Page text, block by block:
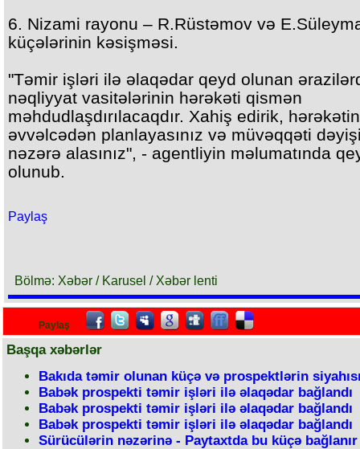
6. Nizami rayonu – R.Rüstəmov və
küçələrinin kəsişməsi.
"Təmir işləri ilə əlaqədar qeyd olunan
nəqliyyat vasitələrinin hərəkəti qismən
məhdudlaşdırılacaqdır. Xahiş edirik,
əvvəlcədən planlayasınız və müvəqqəti
nəzərə alasınız", - agentliyin məlumatında
olunub.
Paylaş
Bölmə: Xəbər / Karusel / Xəbər lenti
Paylaş
Başqa xəbərlər
Bakıda təmir olunan küçə və prospektlərin
Babək prospekti təmir işləri ilə əlaqədar bağlandı
Babək prospekti təmir işləri ilə əlaqədar bağlandı
Babək prospekti təmir işləri ilə əlaqədar bağlandı
Sürücülərin nəzərinə - Paytaxtda bu küçə bağlanır